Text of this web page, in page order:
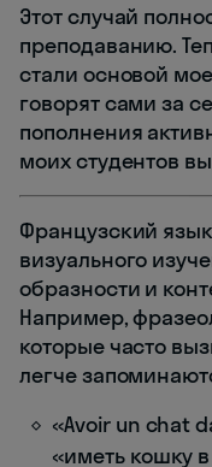
Этот случай
преподаванию.
стали основой
говорят сами за
пополнения
моих студентов
Французский
визуального
образности и
Например,
которые часто
легче
«Avoir un chat
«иметь кошку